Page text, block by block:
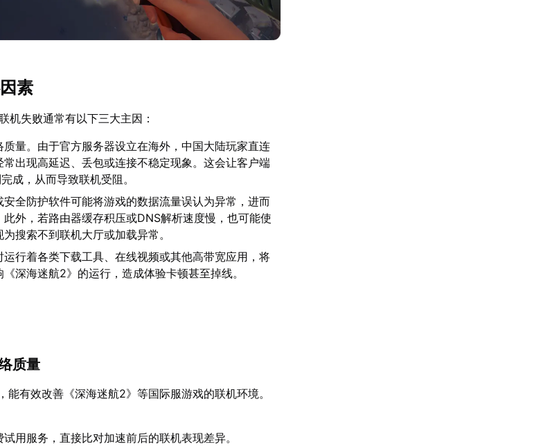
素
机失败通常有以下三大主因：
质量。由于官方服务器设立在海外，中国大陆玩家直连
出现高延迟、丢包或连接不稳定现象。这会让客户端
成，从而导致联机受阻。
安全防护软件可能将游戏的数据流量误认为异常，进而
外，若路由器缓存积压或DNS解析速度慢，也可能使
搜索不到联机大厅或加载异常。
运行着各类下载工具、在线视频或其他高带宽应用，将
深海迷航2》的运行，造成体验卡顿甚至掉线。
质量
能有效改善《深海迷航2》等国际服游戏的联机环境。
用服务，直接比对加速前后的联机表现差异。